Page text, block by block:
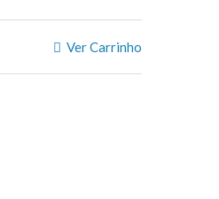
Ver Carrinho